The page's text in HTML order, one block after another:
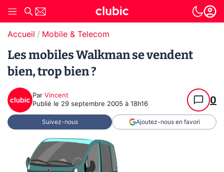
Accueil Mobile & Telecom
Les mobiles Walkman se vendent
bien, trop bien ?
Par Vincent
Publié le 29 septembre 2005 à 18h16 0
Suivez-nous Ajoutez-nous en favori